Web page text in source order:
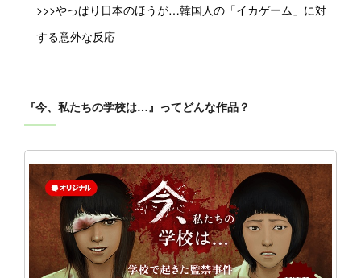
>>>やっぱり日本のほうが…韓国人の「イカゲーム」に対
する意外な反応
『今、私たちの学校は…』ってどんな作品？